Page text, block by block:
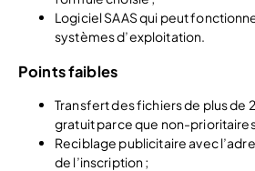
Logiciel SAAS qui peut
systèmes d’exploitation.
Points faibles
Transfert des fichiers de plus de
gratuit parce que non-
Reciblage publicitaire avec
de l’inscription ;